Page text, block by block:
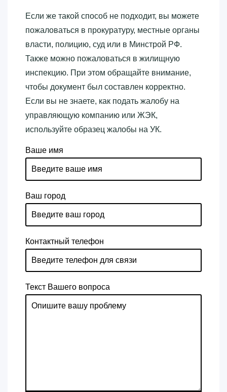
Если же такой способ не подходит, вы можете
пожаловаться в прокуратуру, местные органы
власти, полицию, суд или в Минстрой РФ.
Также можно пожаловаться в жилищную
инспекцию. При этом обращайте внимание,
чтобы документ был составлен корректно.
Если вы не знаете, как подать жалобу на
управляющую компанию или ЖЭК,
используйте образец жалобы на УК.
Ваше имя
Ваш город
Контактный телефон
Текст Вашего вопроса